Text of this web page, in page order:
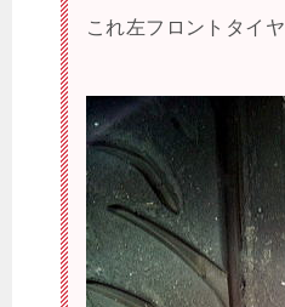
これ左フロントタイヤ